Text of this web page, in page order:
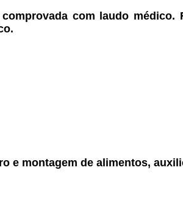
comprovada com laudo médico.
e montagem de alimentos,